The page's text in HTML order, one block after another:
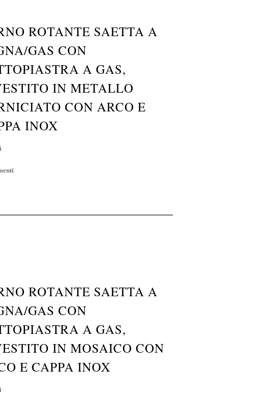
ROTANTE SAETTA A
GAS CON
A GAS,
IN METALLO
CON ARCO E
INOX
ROTANTE SAETTA A
GAS CON
A GAS,
IN MOSAICO CON
E CAPPA INOX